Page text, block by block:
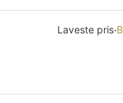
Laveste pris·